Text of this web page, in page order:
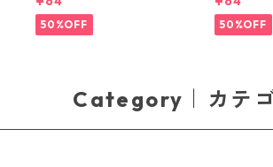
プキン Alice in Wonderlan
d ピンク
50%OFF
プキン
イトxブルー
50%OFF
Category｜カテ